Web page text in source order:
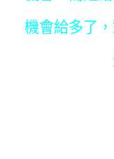
機會給多了